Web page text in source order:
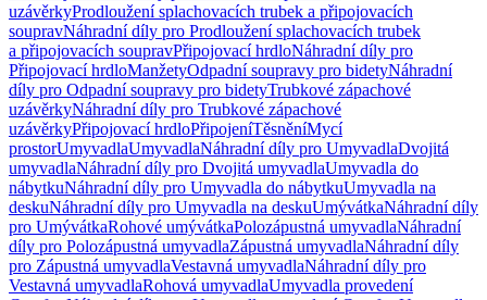
uzávěrkyProdloužení splachovacích trubek a připojovacích
soupravNáhradní díly pro Prodloužení splachovacích trubek
a připojovacích soupravPřipojovací hrdloNáhradní díly pro
Připojovací hrdloManžetyOdpadní soupravy pro bidetyNáhradní
díly pro Odpadní soupravy pro bidetyTrubkové zápachové
uzávěrkyNáhradní díly pro Trubkové zápachové
uzávěrkyPřipojovací hrdloPřipojeníTěsněníMycí
prostorUmyvadlaUmyvadlaNáhradní díly pro UmyvadlaDvojitá
umyvadlaNáhradní díly pro Dvojitá umyvadlaUmyvadla do
nábytkuNáhradní díly pro Umyvadla do nábytkuUmyvadla na
deskuNáhradní díly pro Umyvadla na deskuUmývátkaNáhradní díly
pro UmývátkaRohové umývátkaPolozápustná umyvadlaNáhradní
díly pro Polozápustná umyvadlaZápustná umyvadlaNáhradní díly
pro Zápustná umyvadlaVestavná umyvadlaNáhradní díly pro
Vestavná umyvadlaRohová umyvadlaUmyvadla provedení